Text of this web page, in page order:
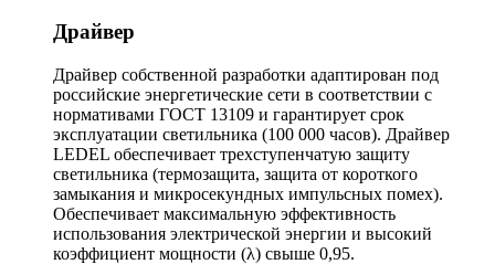
Драйвер
Драйвер собственной разработки адаптирован под
российские энергетические сети в соответствии с
нормативами ГОСТ 13109 и гарантирует срок
эксплуатации светильника (100 000 часов). Драйвер
LEDEL обеспечивает трехступенчатую защиту
светильника (термозащита, защита от короткого
замыкания и микросекундных импульсных помех).
Обеспечивает максимальную эффективность
использования электрической энергии и высокий
коэффициент мощности (λ) свыше 0,95.